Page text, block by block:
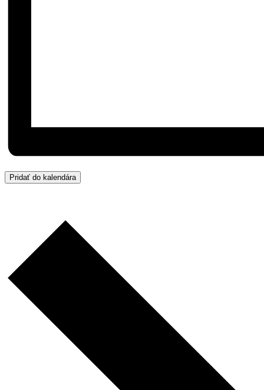
Pridať do kalendára